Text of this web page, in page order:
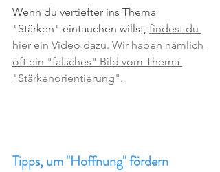
Wenn du vertiefter ins Thema
"Stärken" eintauchen willst, findest du
hier ein Video dazu. Wir haben nämlich
oft ein "falsches" Bild vom Thema
"Stärkenorientierung".
Tipps, um "Hoffnung" fördern